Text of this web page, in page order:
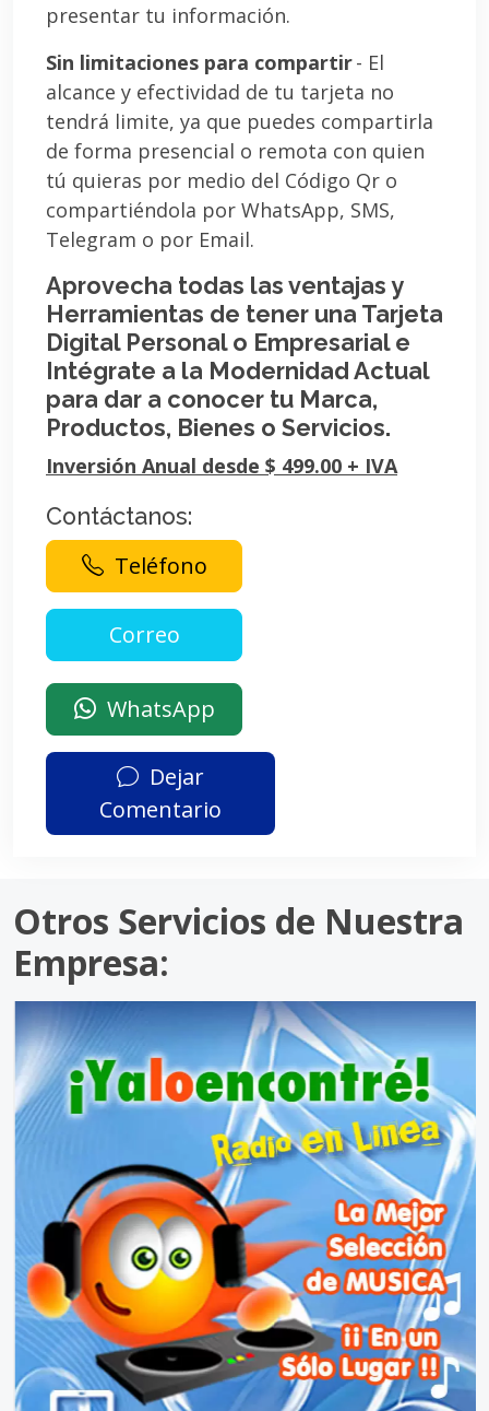
presentar tu información.
Sin limitaciones para compartir- El
alcance y efectividad de tu tarjeta no
tendrá limite, ya que puedes compartirla
de forma presencial o remota con quien
tú quieras por medio del Código Qr o
compartiéndola por WhatsApp, SMS,
Telegram o por Email.
Aprovecha todas las ventajas y
Herramientas de tener una Tarjeta
Digital Personal o Empresarial e
Intégrate a la Modernidad Actual
para dar a conocer tu Marca,
Productos, Bienes o Servicios.
Inversión Anual desde $ 499.00 + IVA
Contáctanos:
Teléfono
WhatsApp
Dejar
Comentario
Otros Servicios de Nuestra
Empresa: